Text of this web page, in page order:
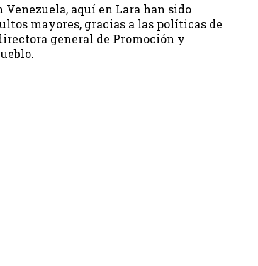
Venezuela, aquí en Lara han sido
mayores, gracias a las políticas de
general de Promoción y